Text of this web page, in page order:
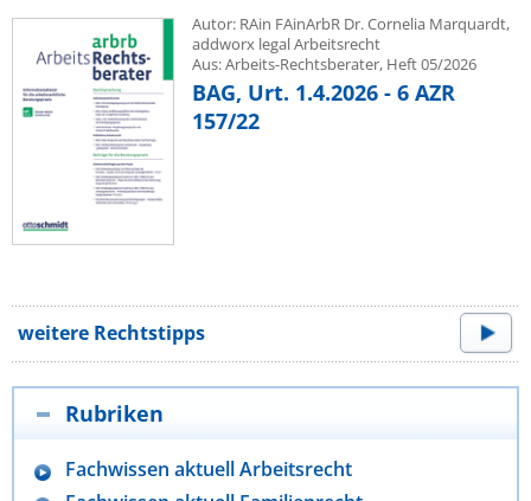
Autor: RAin FAinArbR Dr. Cornelia Marquardt,
addworx legal Arbeitsrecht
Aus: Arbeits-Rechtsberater, Heft 05/2026
BAG, Urt. 1.4.2026 - 6 AZR
157/22
weitere Rechtstipps
Rubriken
Fachwissen aktuell Arbeitsrecht